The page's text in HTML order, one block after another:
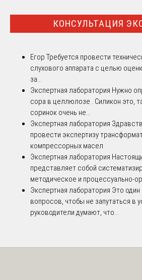
КОНСУЛЬТАЦИЯ
Егор Требуется провести
слухового аппарата с целью
за...
Экспертная лаборатория Нужно
сора в целлюлозе . Силикон это,
соринок очень не...
Экспертная лаборатория
провести экспертизу
компрессорных масел
Экспертная лаборатория
представляет собой
методическое и процессуально-
Экспертная лаборатория Это
вопросов, чтобы не запутаться в
руководители думают, что...